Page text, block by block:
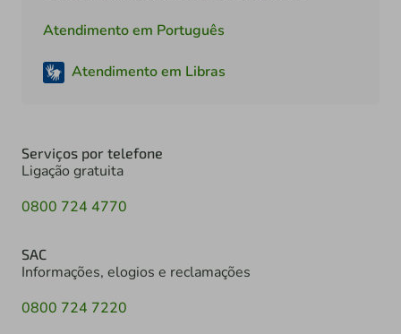
Atendimento em Português
Atendimento em Libras
Serviços por telefone
Ligação gratuita
0800 724 4770
SAC
Informações, elogios e reclamações
0800 724 7220